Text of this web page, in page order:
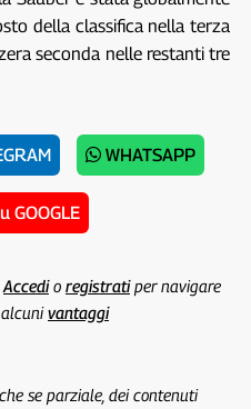
della classifica nella terza
seconda nelle restanti tre
WHATSAPP
GOOGLE
Accedio registratiper navigare
vantaggi
se parziale, dei contenuti